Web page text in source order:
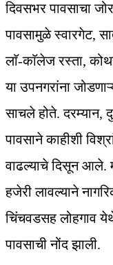
दिवसभर पावसाचा
पावसामुळे स्वारगेट,
लाॅ-काॅलेज रस्ता,
या उपनगरांना
साचले होते. दरम्यान,
पावसाने काहीशी
वाढल्याचे दिसून आले.
हजेरी लावल्याने
चिंचवडसह लोहगाव
पावसाची नोंद झाली.